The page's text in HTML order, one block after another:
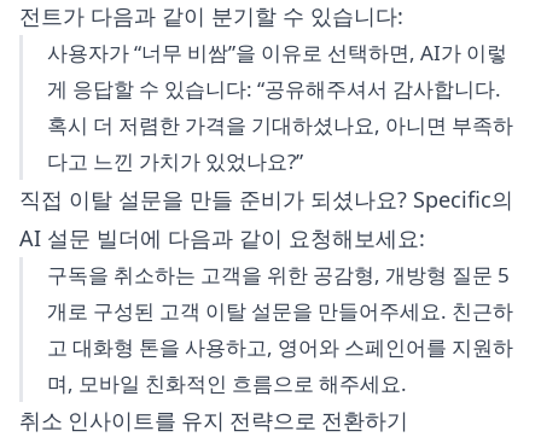
전트가 다음과 같이 분기할 수 있습니다:
사용자가 “너무 비쌈”을 이유로 선택하면, AI가 이렇
게 응답할 수 있습니다: “공유해주셔서 감사합니다.
혹시 더 저렴한 가격을 기대하셨나요, 아니면 부족하
다고 느낀 가치가 있었나요?”
직접 이탈 설문을 만들 준비가 되셨나요? Specific의
AI 설문 빌더에 다음과 같이 요청해보세요:
구독을 취소하는 고객을 위한 공감형, 개방형 질문 5
개로 구성된 고객 이탈 설문을 만들어주세요. 친근하
고 대화형 톤을 사용하고, 영어와 스페인어를 지원하
며, 모바일 친화적인 흐름으로 해주세요.
취소 인사이트를 유지 전략으로 전환하기